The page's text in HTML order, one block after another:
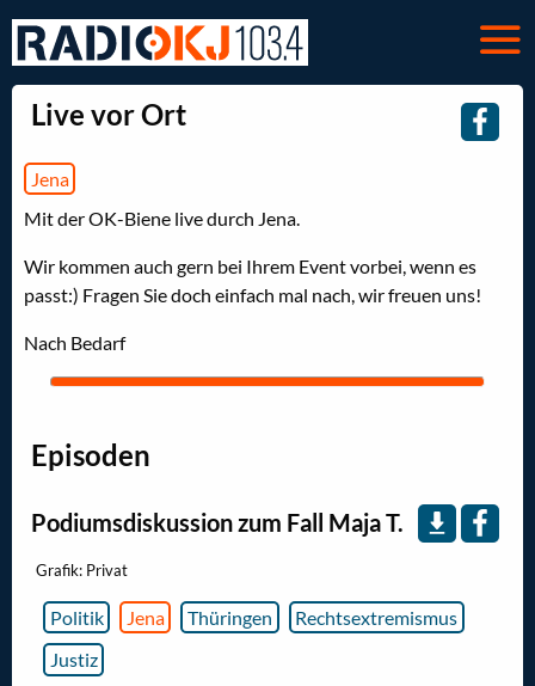
Live vor Ort
Jena
Mit der OK-Biene live durch Jena.
Wir kommen auch gern bei Ihrem Event vorbei, wenn es
passt:) Fragen Sie doch einfach mal nach, wir freuen uns!
Nach Bedarf
Episoden
Podiumsdiskussion zum Fall Maja T.
Grafik: Privat
Politik Jena Thüringen
Rechtsextremismus
Justiz